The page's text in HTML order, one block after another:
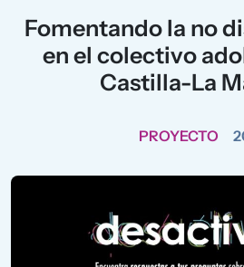
Fomentando la no
en el colectivo
Castilla-La
PROYECTO